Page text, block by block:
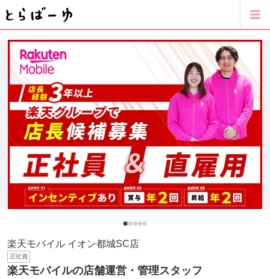
楽天モバイル イオン都城SC店
正社員
楽天モバイルの店舗運営・管理スタッフ